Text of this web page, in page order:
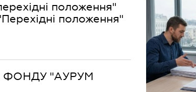
положення"
положення"
ФОНДУ "АУРУМ